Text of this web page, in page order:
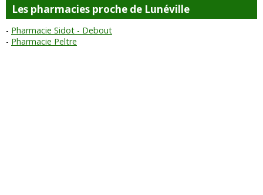
Les pharmacies proche de Lunéville
Pharmacie Sidot - Debout
Pharmacie Peltre